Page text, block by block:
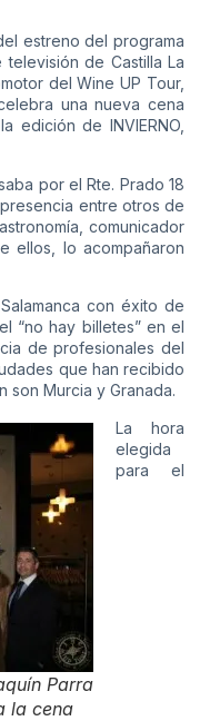
estreno del programa
televisión de Castilla La
del Wine UP Tour,
una nueva cena
edición de INVIERNO,
por el Rte. Prado 18
entre otros de
comunicador
ellos, lo acompañaron
con éxito de
“no hay billetes” en el
de profesionales del
que han recibido
son Murcia y Granada.
Parra
la cena
La hora
elegida
para el